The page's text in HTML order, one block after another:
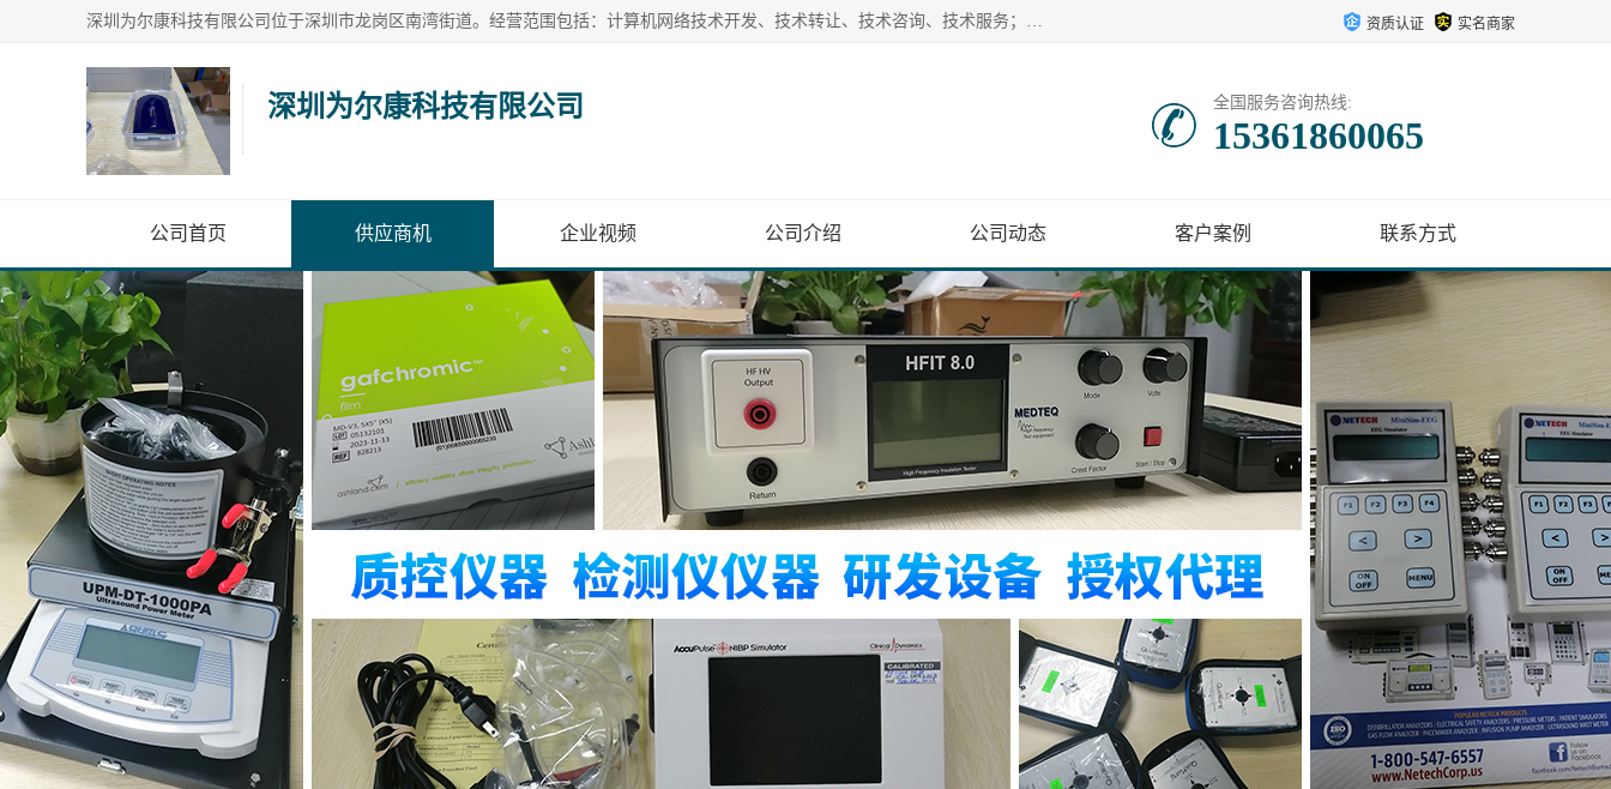
深圳为尔康科技有限公司位于深圳市龙岗区南湾街道。经营范围包括：计算机网络技术开发、技术转让、技术咨询、技术服务；一类医疗器械、通讯设备、机械设备、五金产品、电器产品的销售；二类、三类医疗器械的销售等；主要产品有：无创血压模拟仪、气体检测仪、检测仪、bms1x射线胶片、输液泵分析仪、呼吸机分析仪、心电图机测试仪等产品。 资质认证 实名商家
深圳为尔康科技有限公司 全国服务咨询热线:
15361860065
公司首页 供应商机 企业视频 公司介绍 公司动态 客户案例 联系方式